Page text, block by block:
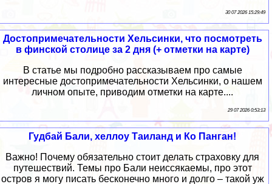
30 07 2026 15:29:49
Достопримечательности Хельсинки, что посмотреть
в финской столице за 2 дня (+ отметки на карте)
В статье мы подробно рассказываем про самые
интересные достопримечательности Хельсинки, о нашем
личном опыте, приводим отметки на карте....
29 07 2026 0:53:13
Гудбай Бали, хеллоу Таиланд и Ко Панган!
Важно! Почему обязательно стоит делать страховку для
путешествий. Темы про Бали неиссякаемы, про этот
остров я могу писать бесконечно много и долго – такой уж